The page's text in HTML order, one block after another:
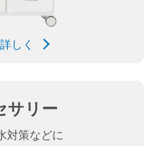
しく
サリー
対策などに